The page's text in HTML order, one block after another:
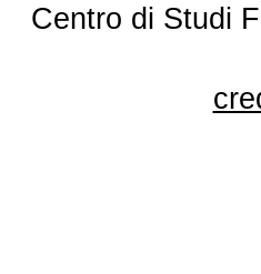
Centro di Studi